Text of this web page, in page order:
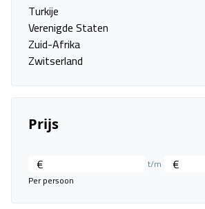
Turkije
Verenigde Staten
Zuid-Afrika
Zwitserland
Prijs
€ t/m €
Per persoon